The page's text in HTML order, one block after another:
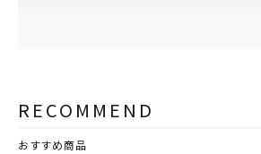
RECOMMEND
おすすめ商品